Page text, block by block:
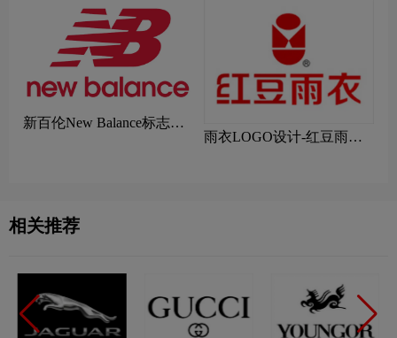
新百伦New Balance标志
雨衣LOGO设计-红豆雨衣
相关推荐